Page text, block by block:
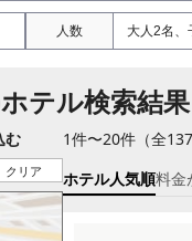
人数 大人2名、
テル検索結果
む
クリア
1件〜20件（全137
ホテル人気順料金